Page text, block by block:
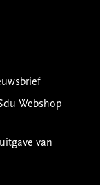
Webshop
van